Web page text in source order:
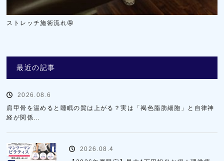
ストレッチ施術流れ🤩
最近の記事
2026.08.6
肩甲骨を温めると睡眠の質は上がる？実は「褐色脂肪細胞」と自律神
経が関係…
2026.08.4